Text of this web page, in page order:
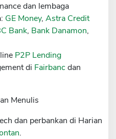
dan lembaga
GE Money,Astra Credit
Bank, Bank Danamon,
P2P Lending
di Fairbancdan
Menulis
dan perbankan di Harian
.